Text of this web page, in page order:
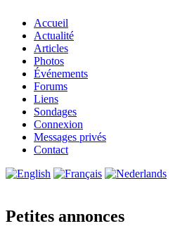
Accueil
Actualité
Articles
Photos
Événements
Forums
Liens
Sondages
Connexion
Messages privés
Contact
Petites annonces